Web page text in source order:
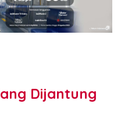
Dijantung